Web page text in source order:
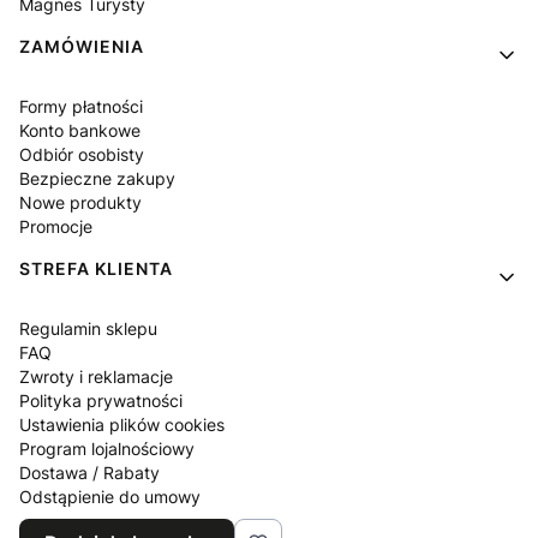
ZAMÓWIENIA
Formy płatności
Konto bankowe
Odbiór osobisty
Bezpieczne zakupy
Nowe produkty
Promocje
STREFA KLIENTA
Regulamin sklepu
FAQ
Zwroty i reklamacje
Polityka prywatności
Ustawienia plików cookies
Program lojalnościowy
Dostawa / Rabaty
Odstąpienie do umowy
Blog